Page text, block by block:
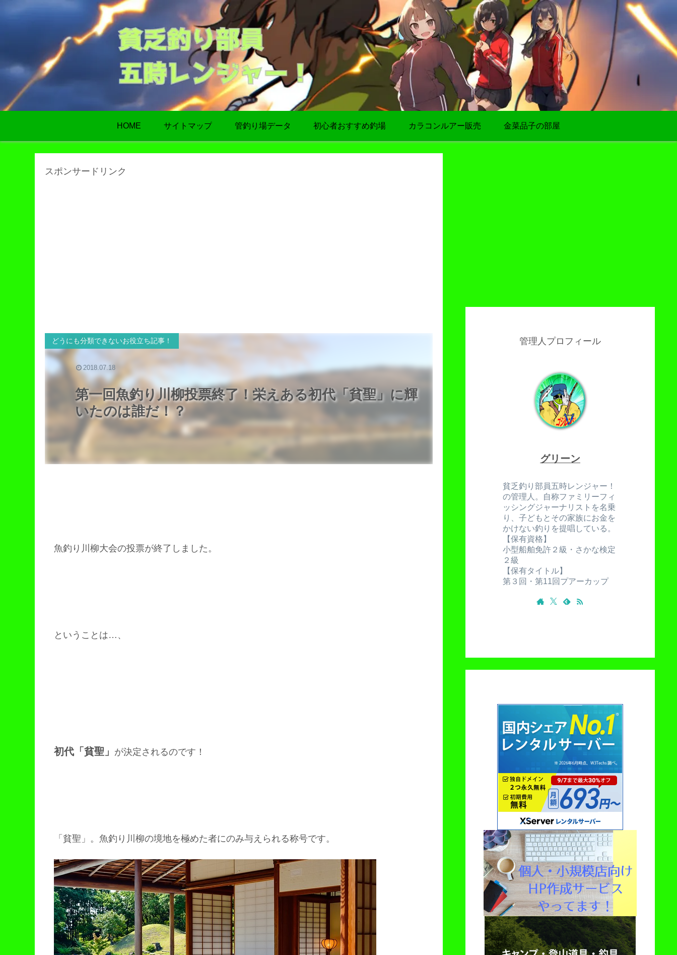
HOME サイトマップ 管釣り場データ 初心者おすすめ釣場 カラコンルアー販売 金菜品子の部屋
スポンサードリンク
第一回魚釣り川柳投票終了！栄えある初代「貧聖」に輝
いたのは誰だ！？
どうにも分類できないお役立ち記事！
2018.07.18
魚釣り川柳大会の投票が終了しました。
ということは…、
初代「貧聖」 が決定されるのです！
「貧聖」。魚釣り川柳の境地を極めた者にのみ与えられる称号です。
管理人プロフィール
グリーン
貧乏釣り部員五時レンジャー！
の管理人。自称ファミリーフィ
ッシングジャーナリストを名乗
り、子どもとその家族にお金を
かけない釣りを提唱している。
【保有資格】
小型船舶免許２級・さかな検定
２級
【保有タイトル】
第３回・第11回プアーカップ